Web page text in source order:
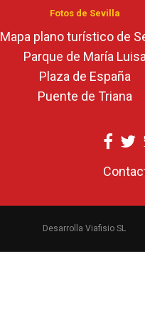
Fotos de Sevilla
Mapa plano turístico de
Parque de María Luisa
Plaza de España
Puente de Triana
Desarrolla Viafisio SL